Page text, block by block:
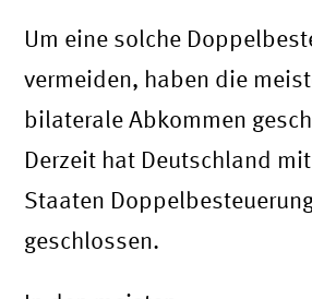
Um eine solche
vermeiden, haben die
bilaterale Abkommen
Derzeit hat Deutschland
Staaten
geschlossen.